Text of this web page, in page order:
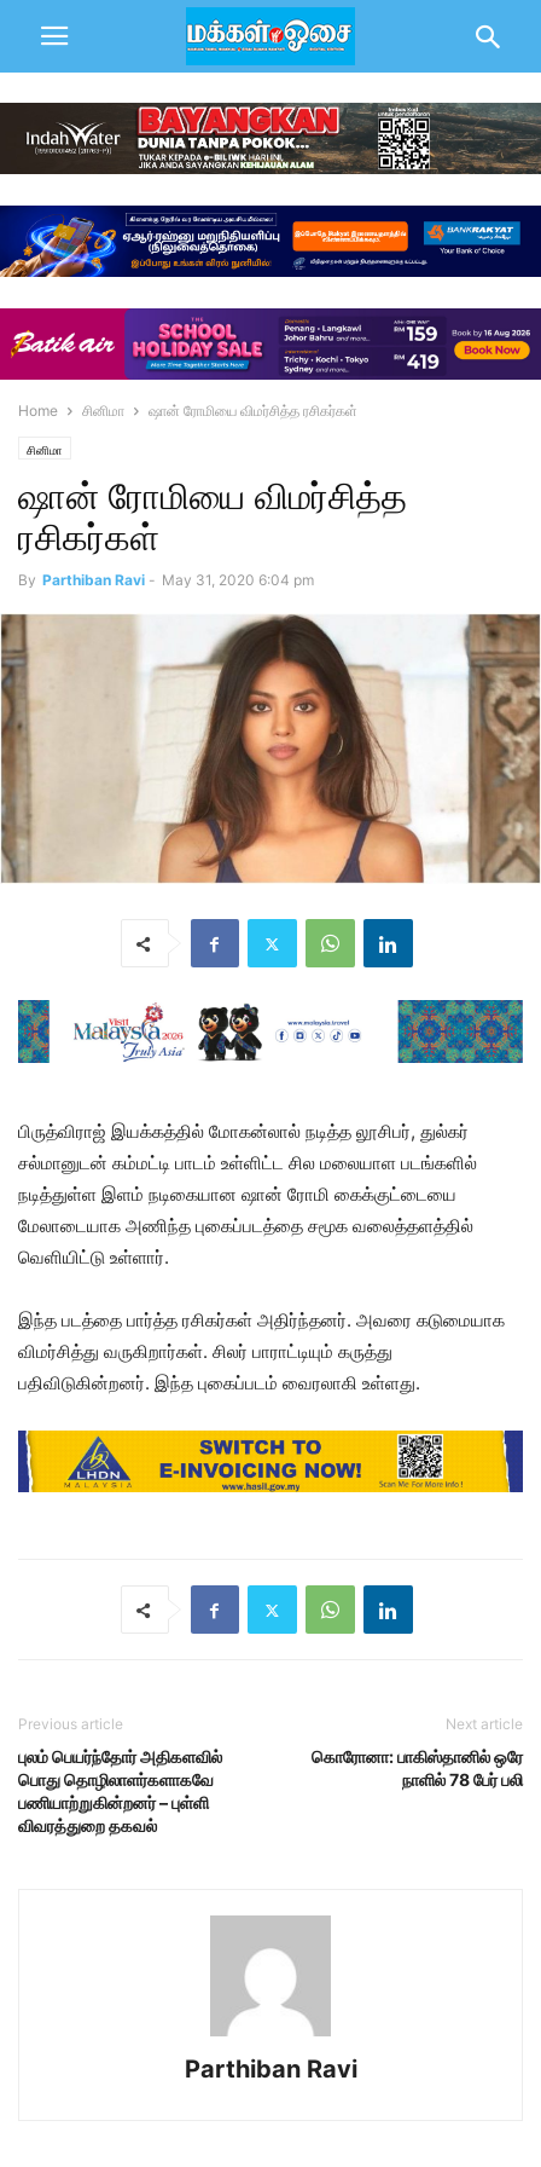
Home சினிமா ஷான் ரோமியை விமர்சித்த ரசிகர்கள்
சினிமா
ஷான் ரோமியை விமர்சித்த
ரசிகர்கள்
By Parthiban Ravi - May 31, 2020 6:04 pm
பிருத்விராஜ் இயக்கத்தில் மோகன்லால் நடித்த லூசிபர், துல்கர்
சல்மானுடன் கம்மட்டி பாடம் உள்ளிட்ட சில மலையாள படங்களில்
நடித்துள்ள இளம் நடிகையான ஷான் ரோமி கைக்குட்டையை
மேலாடையாக அணிந்த புகைப்படத்தை சமூக வலைத்தளத்தில்
வெளியிட்டு உள்ளார்.
இந்த படத்தை பார்த்த ரசிகர்கள் அதிர்ந்தனர். அவரை கடுமையாக
விமர்சித்து வருகிறார்கள். சிலர் பாராட்டியும் கருத்து
பதிவிடுகின்றனர். இந்த புகைப்படம் வைரலாகி உள்ளது.
Previous article
புலம் பெயர்ந்தோர் அதிகளவில்
பொது தொழிலாளர்களாகவே
பணியாற்றுகின்றனர் – புள்ளி
விவரத்துறை தகவல்
Next article
கொரோனா: பாகிஸ்தானில் ஒரே
நாளில் 78 பேர் பலி
Parthiban Ravi